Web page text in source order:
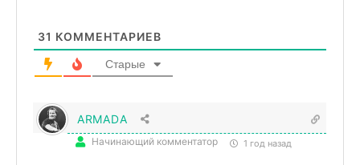
31 КОММЕНТАРИЕВ
Старые
ARMADA
Начинающий комментатор 1 год назад